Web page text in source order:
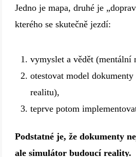
Jedno je mapa, druhé je
kterého se skutečně jezdí:
vymyslet a vědět (mentální
otestovat model
realitu),
teprve potom
Podstatné je, že dokumenty
ale simulátor budoucí reality.